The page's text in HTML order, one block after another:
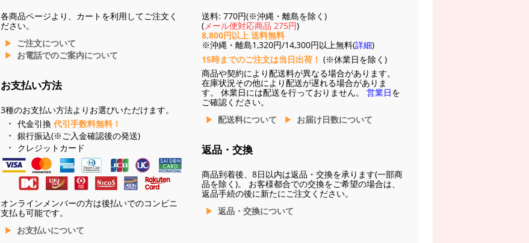
各商品ページより、カートを利用してご注文く
ださい。
ご注文について
お電話でのご案内について
お支払い方法
3種のお支払い方法よりお選びいただけます。
代金引換 代引手数料無料！
銀行振込(※ご入金確認後の発送)
クレジットカード
オンラインメンバーの方は後払いでのコンビニ
支払も可能です。
お支払いについて
送料: 770円(※沖縄・離島を除く)
(メール便対応商品 275円)
8,800円以上 送料無料
※沖縄・離島1,320円/14,300円以上無料(詳細)
15時までのご注文は当日出荷！ (※休業日を除く)
商品や契約により配送料が異なる場合があります。
在庫状況その他により配送が遅れる場合がありま
す。 休業日には配送を行っておりません。 営業日を
ご確認ください。
配送料について
お届け日数について
返品・交換
商品到着後、8日以内は返品・交換を承ります(一部商
品を除く)。 お客様都合での交換をご希望の場合は、
返品手続の後に新たにご注文ください。
返品・交換について